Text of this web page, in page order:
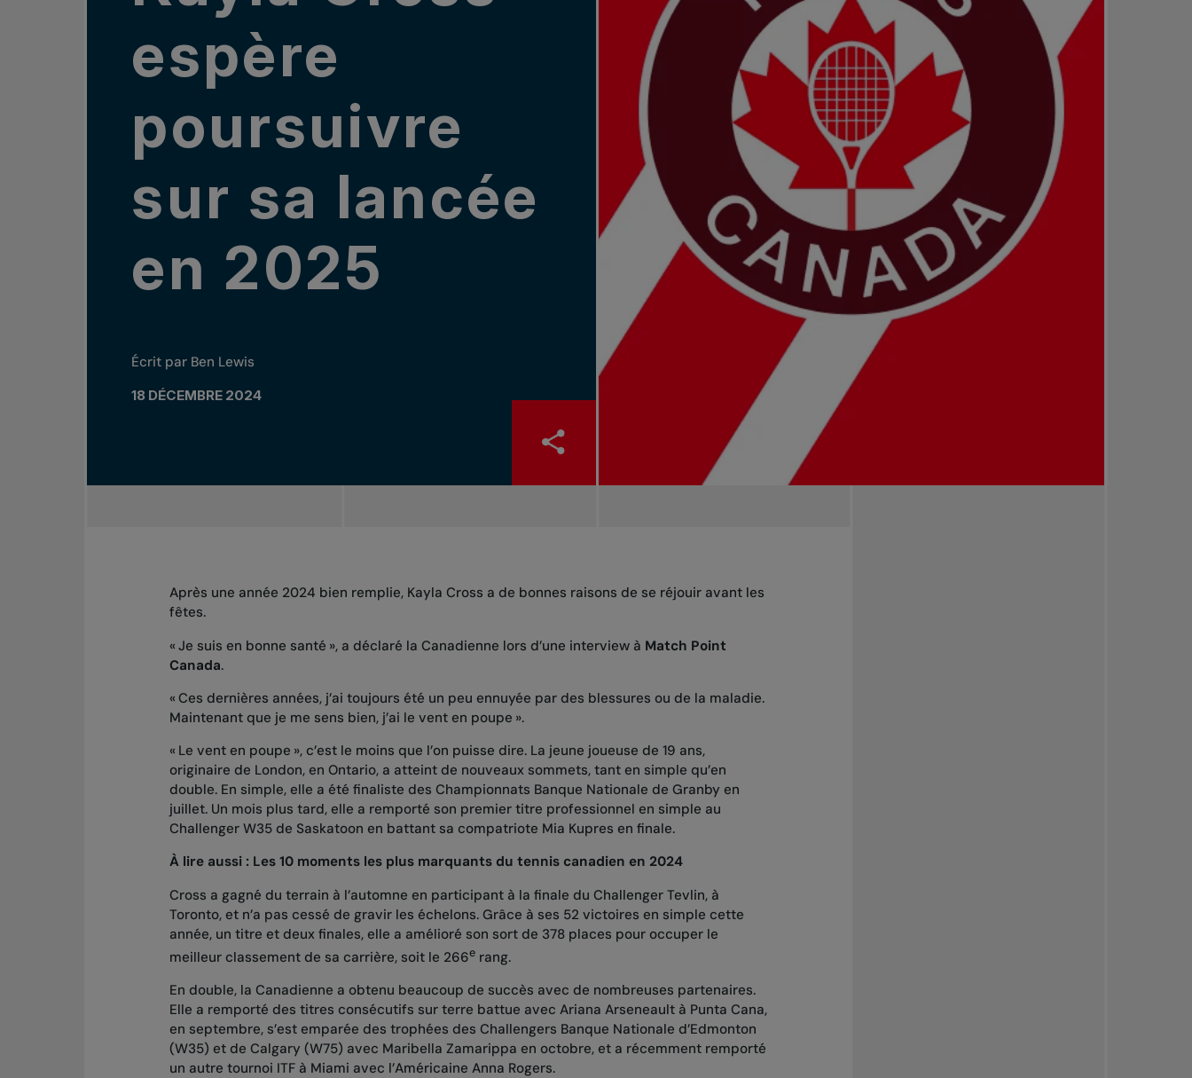
espère
poursuivre
sur sa lancée
en 2025
Écrit par Ben Lewis
18 DÉCEMBRE 2024
Après une année 2024 bien remplie, Kayla Cross a de bonnes raisons de se réjouir avant les
fêtes.
« Je suis en bonne santé », a déclaré la Canadienne lors d’une interview à Match Point
Canada.
« Ces dernières années, j’ai toujours été un peu ennuyée par des blessures ou de la maladie.
Maintenant que je me sens bien, j’ai le vent en poupe ».
« Le vent en poupe », c’est le moins que l’on puisse dire. La jeune joueuse de 19 ans,
originaire de London, en Ontario, a atteint de nouveaux sommets, tant en simple qu’en
double. En simple, elle a été finaliste des Championnats Banque Nationale de Granby en
juillet. Un mois plus tard, elle a remporté son premier titre professionnel en simple au
Challenger W35 de Saskatoon en battant sa compatriote Mia Kupres en finale.
À lire aussi : Les 10 moments les plus marquants du tennis canadien en 2024
Cross a gagné du terrain à l’automne en participant à la finale du Challenger Tevlin, à
Toronto, et n’a pas cessé de gravir les échelons. Grâce à ses 52 victoires en simple cette
année, un titre et deux finales, elle a amélioré son sort de 378 places pour occuper le
meilleur classement de sa carrière, soit le 266erang.
En double, la Canadienne a obtenu beaucoup de succès avec de nombreuses partenaires.
Elle a remporté des titres consécutifs sur terre battue avec Ariana Arseneault à Punta Cana,
en septembre, s’est emparée des trophées des Challengers Banque Nationale d’Edmonton
(W35) et de Calgary (W75) avec Maribella Zamarippa en octobre, et a récemment remporté
un autre tournoi ITF à Miami avec l’Américaine Anna Rogers.